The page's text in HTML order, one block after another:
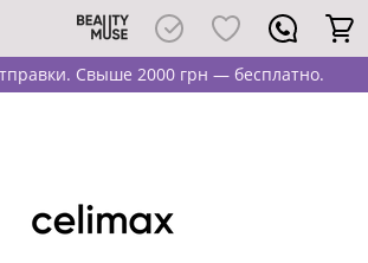
Свыше 2000 грн — бесплатно.